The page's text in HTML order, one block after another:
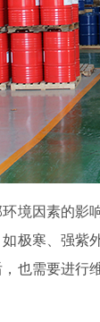
境因素的
极寒、强
也需要进